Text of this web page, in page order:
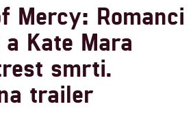
Mercy: Romanci
a Kate Mara
smrti.
trailer